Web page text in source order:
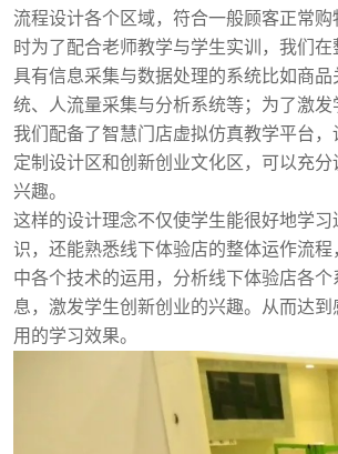
流程设计各个区域，符合一般顾客正常购
时为了配合老师教学与学生实训，我们在
具有信息采集与数据处理的系统比如商品
统、人流量采集与分析系统等；为了激发
我们配备了智慧门店虚拟仿真教学平台，
定制设计区和创新创业文化区，可以充
兴趣。
这样的设计理念不仅使学生能很好地学习
识，还能熟悉线下体验店的整体运作流程
中各个技术的运用，分析线下体验店各
息，激发学生创新创业的兴趣。从而达
用的学习效果。